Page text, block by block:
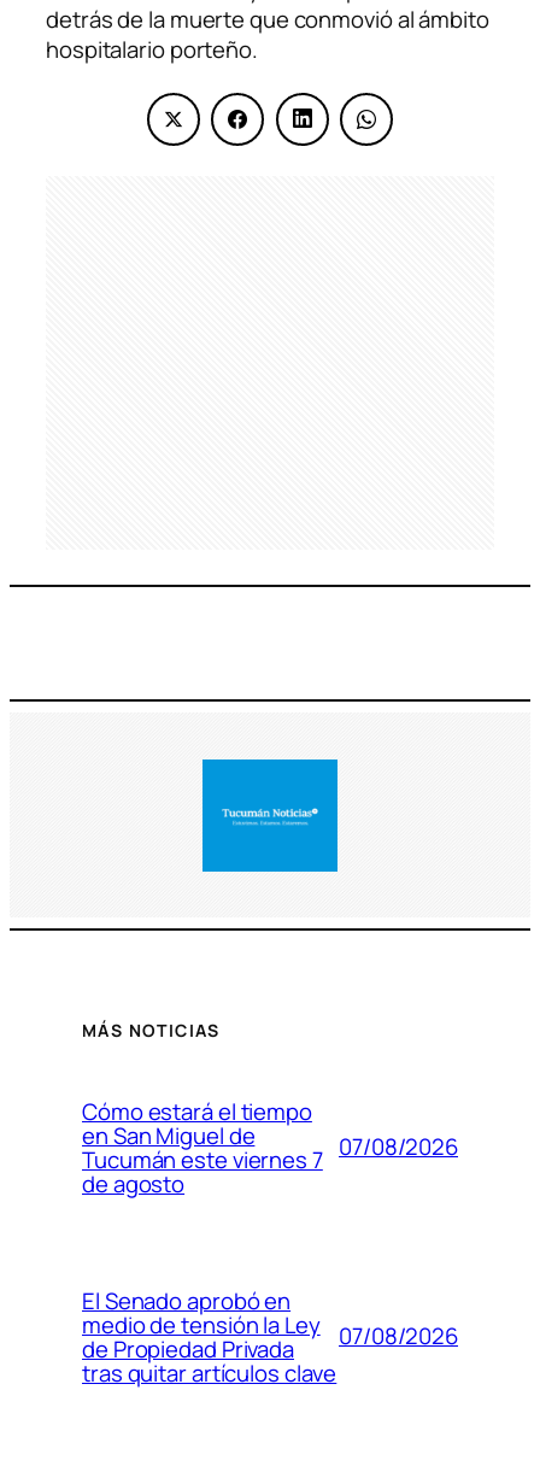
detrás de la muerte que conmovió al ámbito
hospitalario porteño.
MÁS NOTICIAS
Cómo estará el tiempo
en San Miguel de
Tucumán este viernes 7
de agosto
07/08/2026
El Senado aprobó en
medio de tensión la Ley
de Propiedad Privada
tras quitar artículos clave
07/08/2026